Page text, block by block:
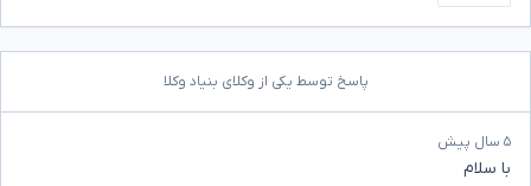
پاسخ توسط یکی از وکلای بنیاد وکلا
۵ سال پیش
با سلام